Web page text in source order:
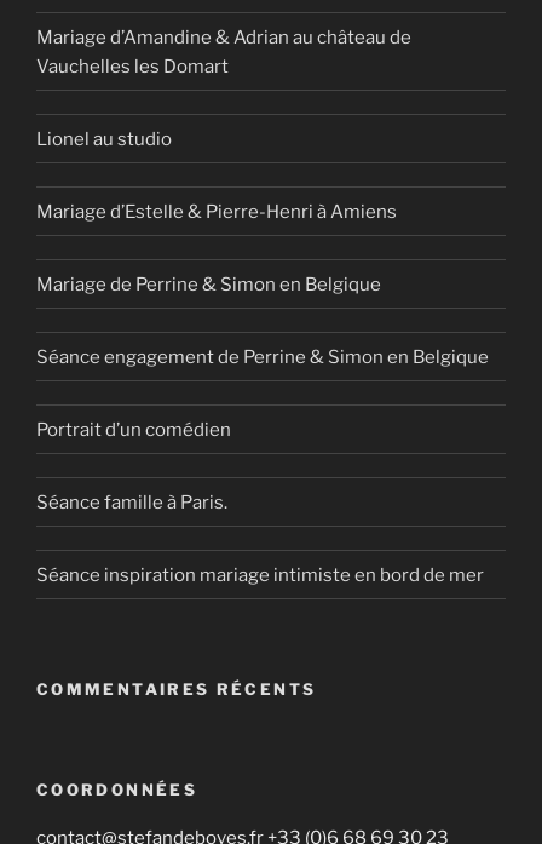
Mariage d’Amandine & Adrian au château de
Vauchelles les Domart
Lionel au studio
Mariage d’Estelle & Pierre-Henri à Amiens
Mariage de Perrine & Simon en Belgique
Séance engagement de Perrine & Simon en Belgique
Portrait d’un comédien
Séance famille à Paris.
Séance inspiration mariage intimiste en bord de mer
COMMENTAIRES RÉCENTS
COORDONNÉES
contact@stefandeboves.fr +33 (0)6 68 69 30 23